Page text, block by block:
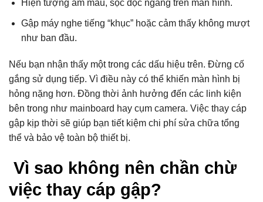
Hiện tượng ám màu, sọc dọc ngang trên màn hình.
Gập máy nghe tiếng “khục” hoặc cảm thấy không mượt
như ban đầu.
Nếu bạn nhận thấy một trong các dấu hiệu trên. Đừng cố
gắng sử dụng tiếp. Vì điều này có thể khiến màn hình bị
hỏng nặng hơn. Đồng thời ảnh hưởng đến các linh kiện
bên trong như mainboard hay cụm camera. Việc thay cáp
gập kịp thời sẽ giúp bạn tiết kiệm chi phí sửa chữa tổng
thể và bảo vệ toàn bộ thiết bị.
Vì sao không nên chần chừ
việc thay cáp gập?